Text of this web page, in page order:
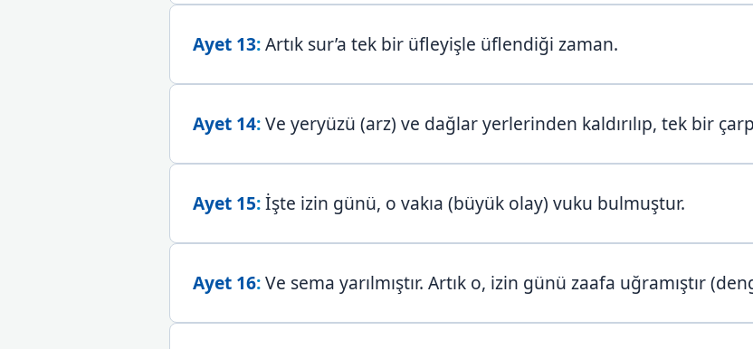
Ayet 13:Artık sur’a tek bir üfleyişle üflendiği zaman.
Ayet 14:Ve yeryüzü (arz) ve dağlar yerlerinden kaldırılıp, tek bir
Ayet 15:İşte izin günü, o vakıa (büyük olay) vuku bulmuştur.
Ayet 16:Ve sema yarılmıştır. Artık o, izin günü zaafa uğramıştır